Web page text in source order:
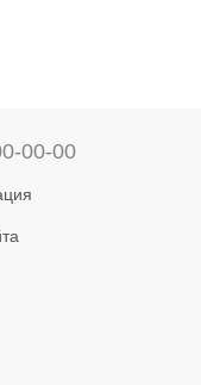
00-00